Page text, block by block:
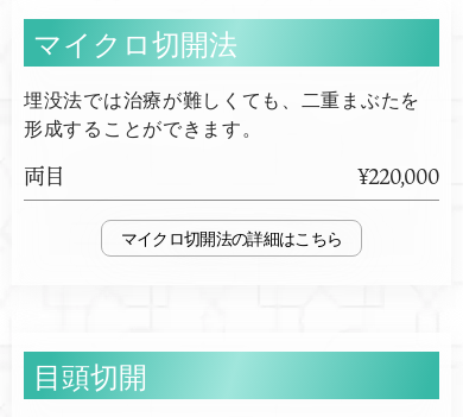
マイクロ切開法
埋没法では治療が難しくても、二重まぶたを
形成することができます。
両目 ¥220,000
マイクロ切開法
目頭切開